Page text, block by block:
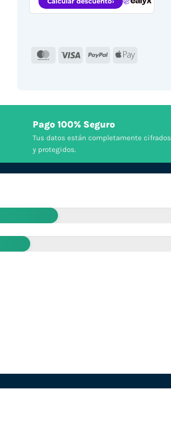
MasterCard
Visa PayPal Apple
Pago 100% Seguro
Tus datos están completamente cifrados
y protegidos.